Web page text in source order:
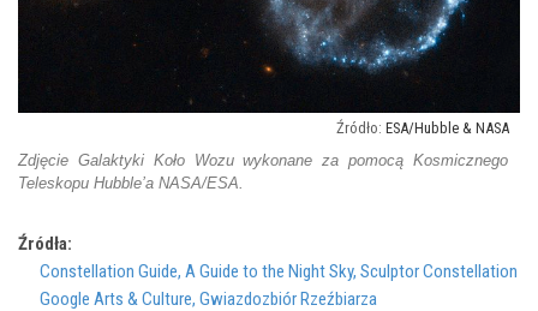
ESA/Hubble & NASA
Zdjęcie Galaktyki Koło Wozu wykonane za pomocą Kosmicznego
Teleskopu Hubble’a NASA/ESA.
Źródła:
Constellation Guide, A Guide to the Night Sky, Sculptor Constellation
Google Arts & Culture, Gwiazdozbiór Rzeźbiarza